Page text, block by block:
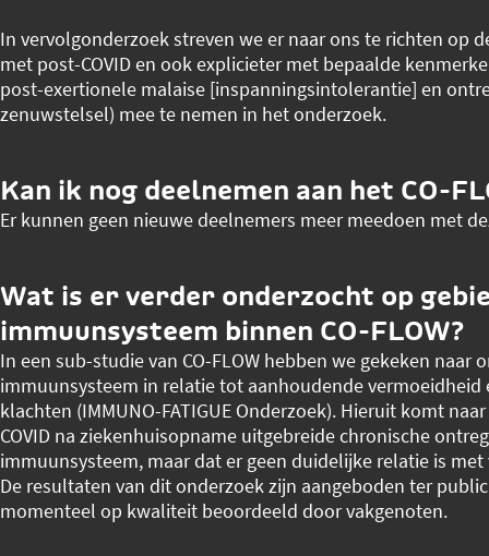
In vervolgonderzoek streven we er naar ons te richten op
met post-COVID en ook explicieter met bepaalde
post-exertionele malaise [inspanningsintolerantie] en
zenuwstelsel) mee te nemen in het onderzoek.
Kan ik nog deelnemen aan het CO-
Er kunnen geen nieuwe deelnemers meer meedoen met
Wat is er verder onderzocht op
immuunsysteem binnen CO-FLOW?
In een sub-studie van CO-FLOW hebben we gekeken naar
immuunsysteem in relatie tot aanhoudende vermoeidheid
klachten (IMMUNO-FATIGUE Onderzoek). Hieruit komt
COVID na ziekenhuisopname uitgebreide chronische
immuunsysteem, maar dat er geen duidelijke relatie is
De resultaten van dit onderzoek zijn aangeboden ter
momenteel op kwaliteit beoordeeld door vakgenoten.